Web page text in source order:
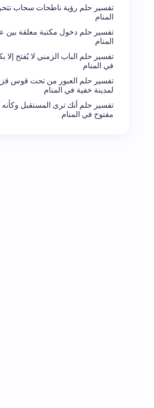
تفسير حلم رؤية ناطحات سحاب
المنام
تفسير حلم دخول مكتبة معلقة بين
المنام
تفسير حلم الباب الزمني لا يُفتح إلا
في المنام
تفسير حلم العبور من تحت قوس
لمدينة خفية في المنام
تفسير حلم أنك ترى المستقبل
مفتوح في المنام